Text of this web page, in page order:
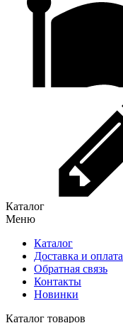
Каталог
Меню
Каталог
Доставка и оплата
Обратная связь
Контакты
Новинки
Каталог товаров